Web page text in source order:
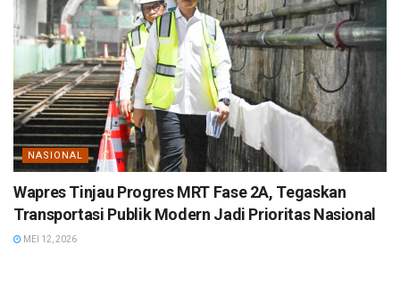
NASIONAL
Wapres Tinjau Progres MRT Fase 2A, Tegaskan
Transportasi Publik Modern Jadi Prioritas Nasional
MEI 12, 2026